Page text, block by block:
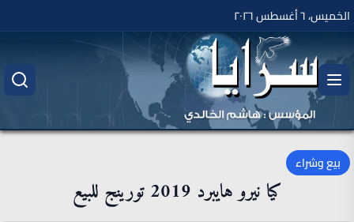
الخميس، ٦ أغسطس ٢٠٢٦
بيع وشراء
كيا نيرو هايبرد 2019 تورينج للبيع